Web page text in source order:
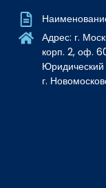
Адрес: г.
корп. 2, оф.
Юридический
г.